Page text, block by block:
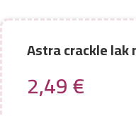
Astra crackle lak
2,49€